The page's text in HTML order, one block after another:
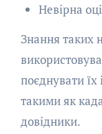
Невірна
Знання таких
поєднувати
такими як
довідники.